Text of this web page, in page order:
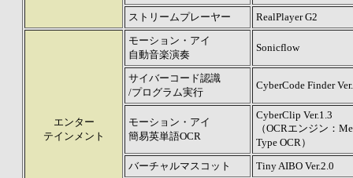
ストリームプレーヤー
RealPlayer G2
エンター
テインメント
モーション・アイ
自動音楽演奏
Sonicflow
サイバーコード認識
/プログラム実行
CyberCode Finder
モーション・アイ
簡易英単語OCR
CyberClip Ver.1.3
（OCRエンジン：
Type OCR）
バーチャルマスコット
Tiny AIBO Ver.2.0